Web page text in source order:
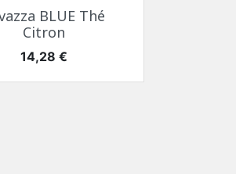
Aperçu rapide
BLUE Thé
Citron
Prix
14,28 €